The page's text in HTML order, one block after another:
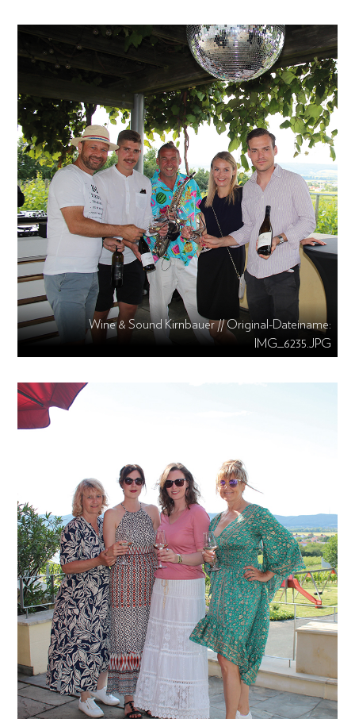
Wine & Sound Kirnbauer // Original-Dateiname:
IMG_6235.JPG